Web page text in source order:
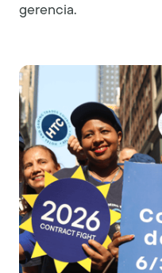
gerencia.